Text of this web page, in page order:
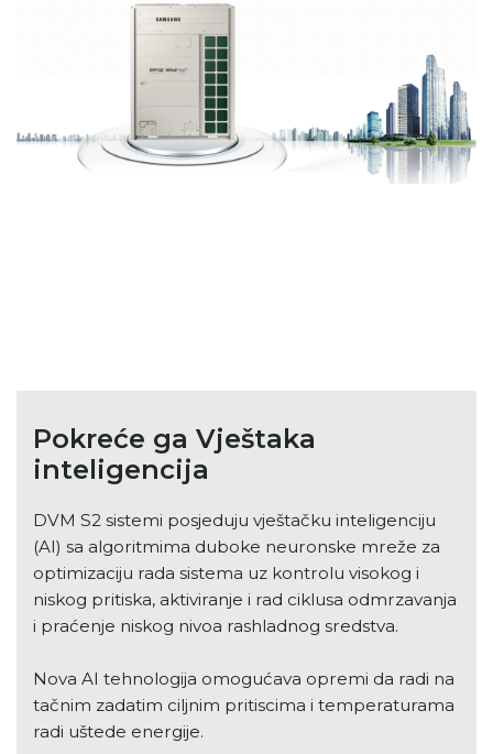
Pokreće ga Vještaka
inteligencija
DVM S2 sistemi posjeduju vještačku inteligenciju
(AI) sa algoritmima duboke neuronske mreže za
optimizaciju rada sistema uz kontrolu visokog i
niskog pritiska, aktiviranje i rad ciklusa odmrzavanja
i praćenje niskog nivoa rashladnog sredstva.
Nova AI tehnologija omogućava opremi da radi na
tačnim zadatim ciljnim pritiscima i temperaturama
radi uštede energije.